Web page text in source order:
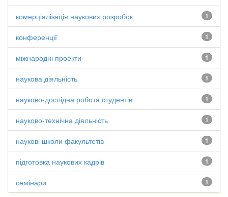
1
комерціалізація наукових розробок
1
конференції
1
міжнародні проекти
1
наукова діяльність
1
науково-дослідна робота студентів
1
науково-технічна діяльність
1
наукові школи факультетів
1
підготовка наукових кадрів
1
семінари